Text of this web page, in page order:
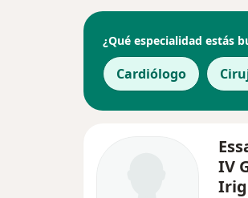
¿Qué especialidad estás
Cardiólogo
IV